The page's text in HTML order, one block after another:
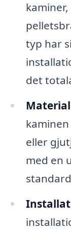
typ har
det
eller
med en